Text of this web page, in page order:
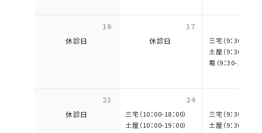
16
休診日
17
休診日
三宅（9：30-17：
土屋（9：30-18：
堀（9：30-18：00）
23
休診日
24
三宅（10：00-18：00）
土屋（10：00-19：00）
三宅（9：30-17：
土屋（9：30-18：